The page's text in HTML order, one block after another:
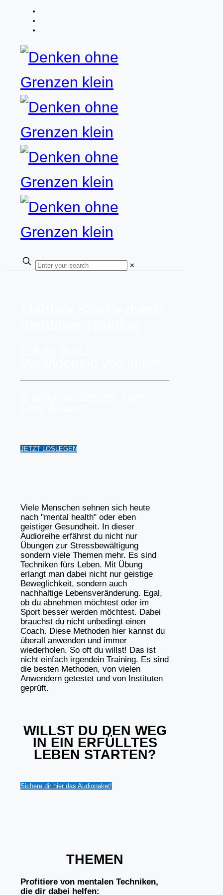
✕
JETZT LOSLEGEN
Viele Menschen sehnen sich heute
nach "mental health" oder eben
geistiger Gesundheit. In dieser
Audioreihe erfährst du nicht nur
Übungen zur Stressbewältigung
sondern viele Themen mehr. Es sind
Techniken fürs Leben. Mit Übung
erlangt man dabei nicht nur geistige
Beweglichkeit, sondern auch
nachhaltige Lebensveränderung. Egal,
ob du abnehmen möchtest oder im
Sport besser werden möchtest. Dabei
brauchst du nicht unbedingt einen
Coach. Diese Methoden hier kannst du
überall anwenden und immer
wiederholen. So oft du willst! Das ist
nicht einfach irgendein Training. Es sind
die besten Methoden, von vielen
Anwendern getestet und von Instituten
geprüft.
WILLST DU DEN WEG
IN EIN ERFÜLLTES
LEBEN STARTEN?
Sichere dir hier das Audiopaket!
THEMEN
Profitiere von mentalen Techniken,
die dir dabei helfen: